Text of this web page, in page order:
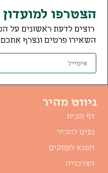
הצטרפו
רוצים לדעת ראשונים על
השאירו פרטים ונצרף אתכם
ניווט מהיר
דף הבית
נעים להכיר
הטנא לעסקים
הצרכניה